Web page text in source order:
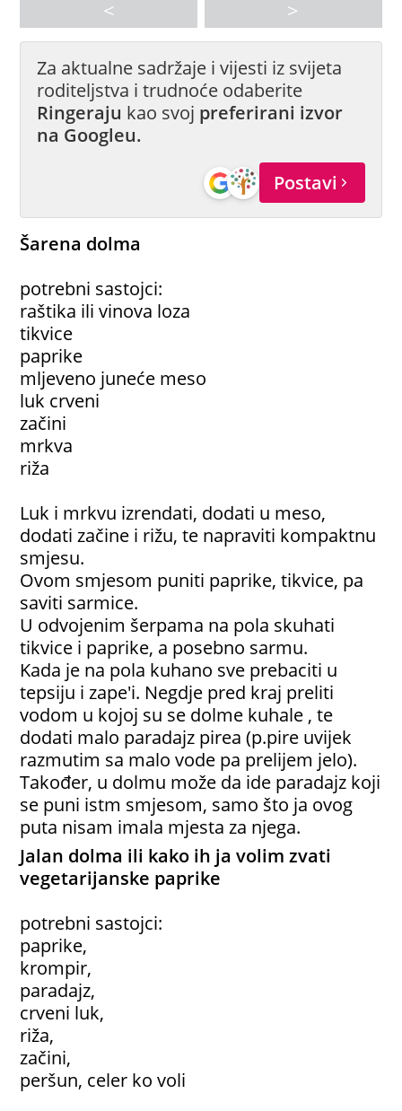
< >
Za aktualne sadržaje i vijesti iz svijeta
roditeljstva i trudnoće odaberite
Ringeraju kao svoj preferirani izvor
na Googleu.
Postavi
Šarena dolma
potrebni sastojci:
raštika ili vinova loza
tikvice
paprike
mljeveno juneće meso
luk crveni
začini
mrkva
riža
Luk i mrkvu izrendati, dodati u meso,
dodati začine i rižu, te napraviti kompaktnu
smjesu.
Ovom smjesom puniti paprike, tikvice, pa
saviti sarmice.
U odvojenim šerpama na pola skuhati
tikvice i paprike, a posebno sarmu.
Kada je na pola kuhano sve prebaciti u
tepsiju i zape'i. Negdje pred kraj preliti
vodom u kojoj su se dolme kuhale , te
dodati malo paradajz pirea (p.pire uvijek
razmutim sa malo vode pa prelijem jelo).
Također, u dolmu može da ide paradajz koji
se puni istm smjesom, samo što ja ovog
puta nisam imala mjesta za njega.
Jalan dolma ili kako ih ja volim zvati
vegetarijanske paprike
potrebni sastojci:
paprike,
krompir,
paradajz,
crveni luk,
riža,
začini,
peršun, celer ko voli